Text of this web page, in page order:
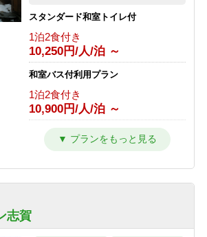
1泊2食付き
20,900円/人/泊 ～
「訳あり」プラン◆お試し～萌葱
moegi～より1000円OFF！
1泊2食付き
14,000円/人/泊 ～
選べる！地酒三種飲みくらべ【利き酒
朝食のみ
12,800円/人/泊 ～
11,000円/人/泊 ～
【夕食付】 朝寝坊OK♪おいしい夕食
付・夏の志賀高原で朝はゆったりのん
びりプラン
夕食のみ
9,900円/人/泊 ～
【朝食付】 夏を満喫！のんびり到着24
時までOK♪和朝食で元気に出発！
8,800円/人/泊 ～
人工温泉
スタンダード和室トイレ付
1泊2食付き
10,250円/人/泊 ～
和室バス付利用プラン
1泊2食付き
10,900円/人/泊 ～
4F角部屋利用 【特別室】
13,700円/人/泊 ～
1泊2食付き
21,000円/人/泊 ～
志賀